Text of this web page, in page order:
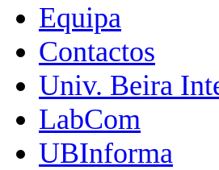
Equipa
Contactos
Univ. Beira
LabCom
UBInforma